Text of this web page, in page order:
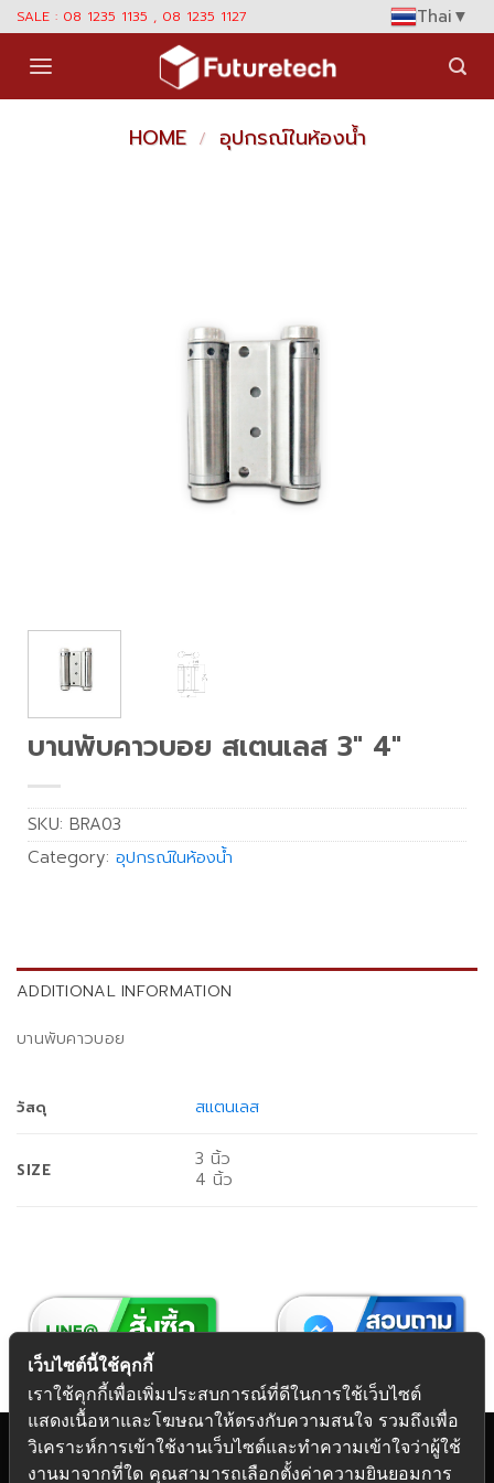
Skip
content
SALE : 08 1235 1135 , 08 1235 1127 Thai▼
HOME / อุปกรณ์ในห้องน้ำ
บานพับคาวบอย สเตนเลส 3″ 4″
SKU: BRA03
Category: อุปกรณ์ในห้องน้ำ
ADDITIONAL INFORMATION
บานพับคาวบอย
วัสดุ สแตนเลส
SIZE
3 นิ้ว
4 นิ้ว
เว็บไซต์นี้ใช้คุกกี้
เราใช้คุกกี้เพื่อเพิ่มประสบการณ์ที่ดีในการใช้เว็บไซต์
แสดงเนื้อหาและโฆษณาให้ตรงกับความสนใจ รวมถึงเพื่อ
วิเคราะห์การเข้าใช้งานเว็บไซต์และทำความเข้าใจว่าผู้ใช้
งานมาจากที่ใด คุณสามารถเลือกตั้งค่าความยินยอมการ